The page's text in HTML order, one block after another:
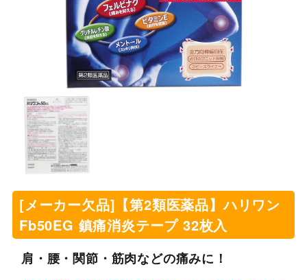
[メーカー欠品]【第2類医薬品】ハリワン
Fb50EG 鎮痛消炎テープ 32枚入
肩・腰・関節・筋肉などの痛みに！